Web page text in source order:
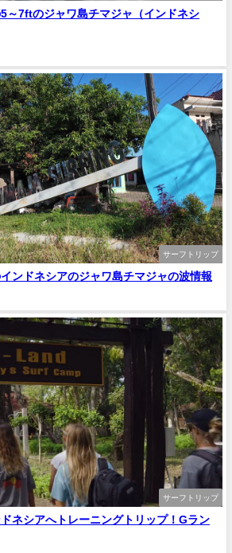
～7ftのジャワ島チマジャ（インドネシ
サーフトリップ
ンドネシアのジャワ島チマジャの波情報
サーフトリップ
ネシアへトレーニングトリップ！Gラン